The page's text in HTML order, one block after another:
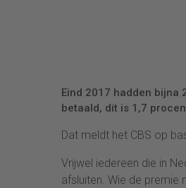
Eind 2017 hadden
betaald, dit is 1,7
Dat meldt het CBS op
Vrijwel iedereen die in
afsluiten. Wie de premie